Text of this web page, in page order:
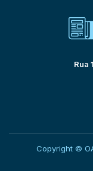
Rua
Copyright ©